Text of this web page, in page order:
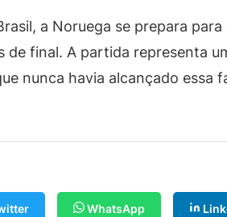
a Noruega se prepara
de final. A partida representa
nunca havia alcançado essa
WhatsApp